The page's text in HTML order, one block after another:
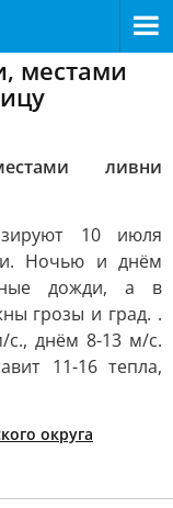
местами
ливни
10 июля
Ночью и днём
дожди, а в
грозы и град. .
днём 8-13 м/с.
11-16 тепла,
округа